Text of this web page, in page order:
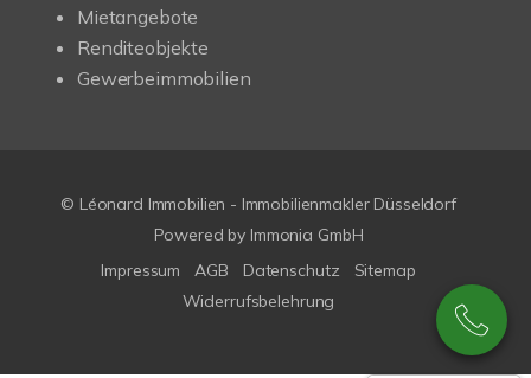
Mietangebote
Renditeobjekte
Gewerbeimmobilien
© Léonard Immobilien - Immobilienmakler Düsseldorf
Powered by Immonia GmbH
Impressum
AGB Datenschutz
Sitemap
Widerrufsbelehrung